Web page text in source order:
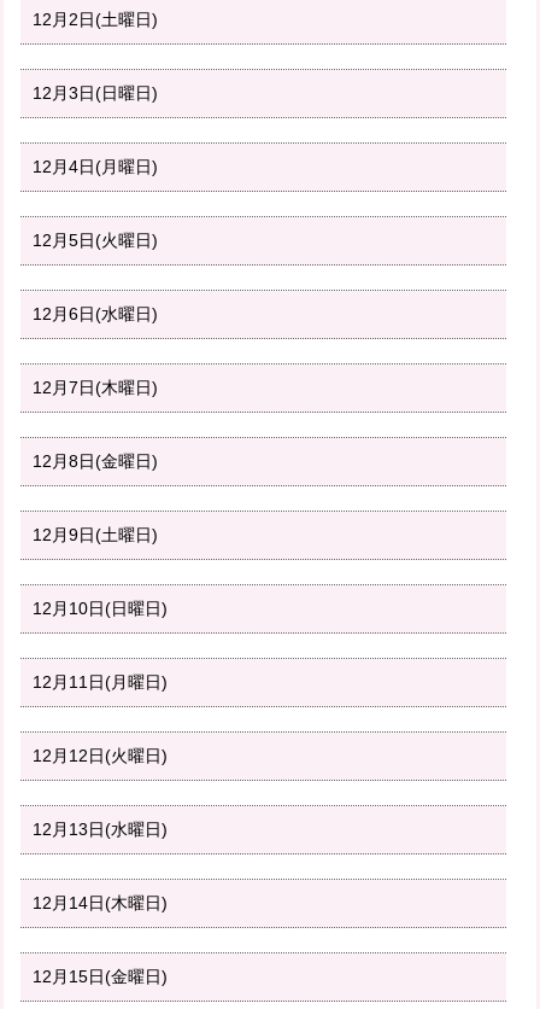
12月2日(土曜日)
12月3日(日曜日)
12月4日(月曜日)
12月5日(火曜日)
12月6日(水曜日)
12月7日(木曜日)
12月8日(金曜日)
12月9日(土曜日)
12月10日(日曜日)
12月11日(月曜日)
12月12日(火曜日)
12月13日(水曜日)
12月14日(木曜日)
12月15日(金曜日)